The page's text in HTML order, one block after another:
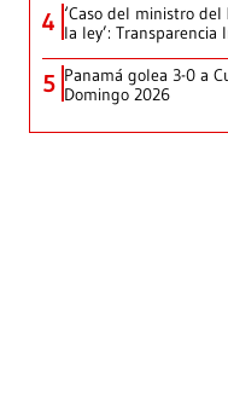
4 ‘Caso del ministro
la ley’: Transparencia
5 Panamá golea 3-0 a
Domingo 2026